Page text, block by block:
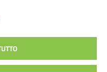
Cod. Meccanografico:
| Codice
|Concept & Design by